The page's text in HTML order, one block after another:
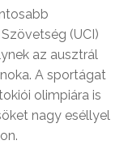
(UCI)
az ausztrál
A sportágat
olimpiára is
nagy eséllyel